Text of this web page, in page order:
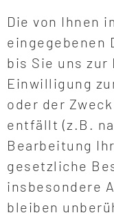
Die von Ihnen
eingegebenen
bis Sie uns
Einwilligung
oder der
entfällt (z.B.
Bearbeitung
gesetzliche
insbesondere
bleiben